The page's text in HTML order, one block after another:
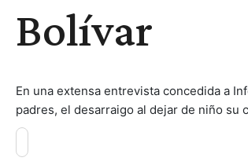
Bolívar
En una extensa entrevista concedida a
padres, el desarraigo al dejar de niño su